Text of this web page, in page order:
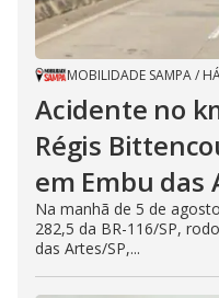
MOBILIDADE SAMPA/
Acidente no
Régis
em Embu das
Na manhã de 5 de
282,5 da BR-116/SP,
das Artes/SP,...